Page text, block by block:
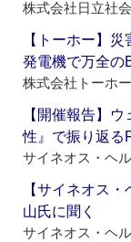
株式会社日立社
【トーホー】
発電機で万全の
株式会社トーホー
【開催報告】
性』で振り返る
サイネオス・ヘ
【サイネオス
山氏に聞く
サイネオス・ヘ